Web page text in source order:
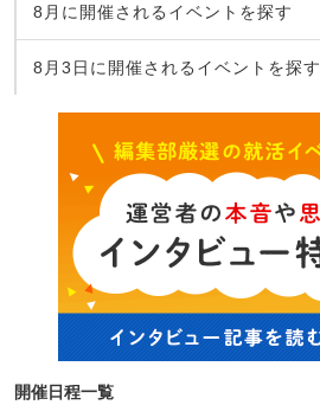
8月に開催されるイベントを探す
8月3日に開催されるイベントを探す
開催日程一覧